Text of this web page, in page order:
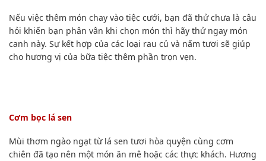
Nếu việc thêm món chay vào tiệc cưới, bạn đã thử chưa là câu
hỏi khiến bạn phân vân khi chọn món thì hãy thử ngay món
canh này. Sự kết hợp của các loại rau củ và nấm tươi sẽ giúp
cho hương vị của bữa tiệc thêm phần trọn vẹn.
Cơm bọc lá sen
Mùi thơm ngào ngạt từ lá sen tươi hòa quyện cùng cơm
chiên đã tạo nên một món ăn mê hoặc các thực khách. Hương